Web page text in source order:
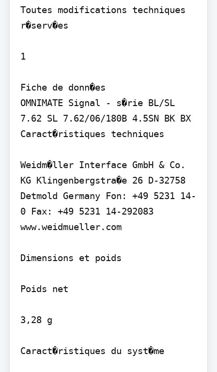
Toutes modifications techniques
r�serv�es
1
Fiche de donn�es
OMNIMATE Signal - s�rie BL/SL
7.62 SL 7.62/06/180B 4.5SN BK BX
Caract�ristiques techniques
Weidm�ller Interface GmbH & Co.
KG Klingenbergstra�e 26 D-32758
Detmold Germany Fon: +49 5231 14-
0 Fax: +49 5231 14-292083
www.weidmueller.com
Dimensions et poids
Poids net
3,28 g
Caract�ristiques du syst�me